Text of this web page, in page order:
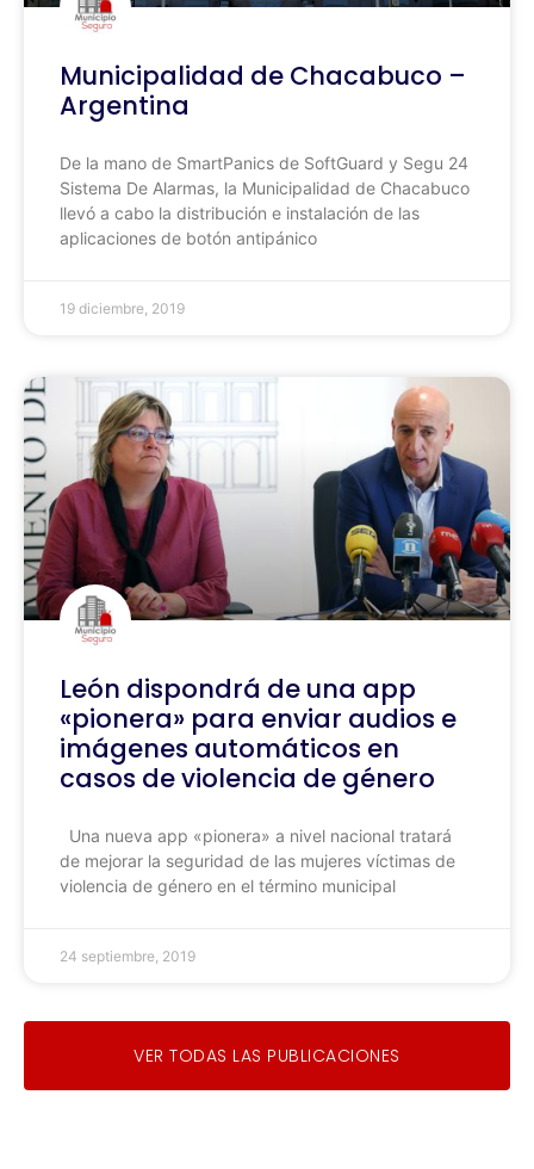
Municipalidad de Chacabuco –
Argentina
De la mano de SmartPanics de SoftGuard y Segu 24
Sistema De Alarmas, la Municipalidad de Chacabuco
llevó a cabo la distribución e instalación de las
aplicaciones de botón antipánico
19 diciembre, 2019
León dispondrá de una app
«pionera» para enviar audios e
imágenes automáticos en
casos de violencia de género
Una nueva app «pionera» a nivel nacional tratará
de mejorar la seguridad de las mujeres víctimas de
violencia de género en el término municipal
24 septiembre, 2019
VER TODAS LAS PUBLICACIONES